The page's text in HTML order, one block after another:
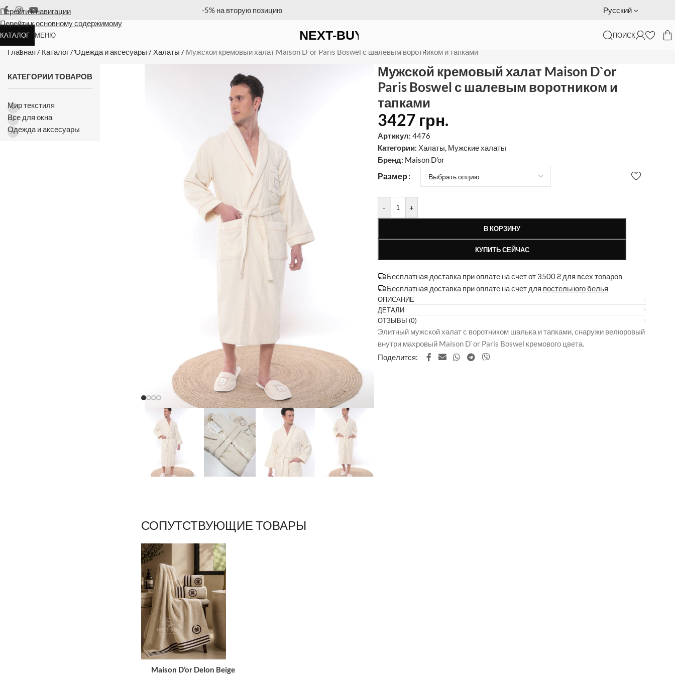
Перейти к навигации
Перейти к основному содержимому
позицию Оплата на счет = бесплатная доставка Подарочный сертификат — доставка за наш счет
Русский
КАТАЛОГ МЕНЮ ПОИСК
Мужской кремовый халат Maison D`or Paris Boswel с шалевым воротником и тапками
Главная / Каталог/Одежда и аксесуары / Халаты / Мужской кремовый халат Maison D`or Paris Boswel с шалевым воротником и тапками
КАТЕГОРИИ ТОВАРОВ
Мир текстиля
Все для окна
Одежда и аксесуары
Мужской кремовый халат Maison D`or
Paris Boswel с шалевым воротником и
тапками
3427 грн.
Артикул:4476
Категории: Халаты, Мужские халаты
Бренд: Maison D'or
Размер
- +
В КОРЗИНУ
КУПИТЬ СЕЙЧАС
Бесплатная доставка при оплате на счет от 3500 ₴ для всех товаров
Бесплатная доставка при оплате на счет для постельного белья
ОПИСАНИЕ
ДЕТАЛИ
ОТЗЫВЫ (0)
Элитный мужской халат с воротником шалька и тапками, снаружи велюровый
внутри махровый Maison D`or Paris Boswel кремового цвета.
Поделится:
СОПУТСТВУЮЩИЕ ТОВАРЫ
Maison D’or Delon Beige